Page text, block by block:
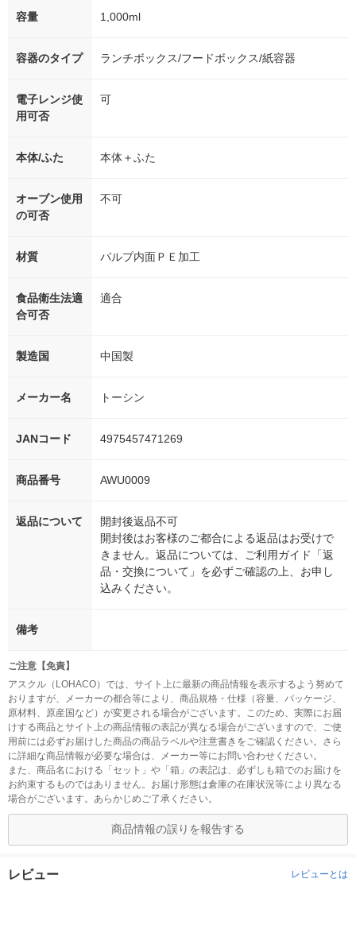
容量 1,000ml
容器のタイプ ランチボックス/フードボックス/紙容器
電子レンジ使
用可否
可
本体/ふた 本体＋ふた
オーブン使用
の可否
不可
材質 パルプ内面ＰＥ加工
食品衛生法適
合可否
適合
製造国 中国製
メーカー名 トーシン
JANコード 4975457471269
商品番号 AWU0009
返品について
開封後返品不可
開封後はお客様のご都合による返品はお受けで
きません。返品については、ご利用ガイド「返
品・交換について」を必ずご確認の上、お申し
込みください。
備考
ご注意【免責】
アスクル（LOHACO）では、サイト上に最新の商品情報を表示するよう努めて
おりますが、メーカーの都合等により、商品規格・仕様（容量、パッケージ、
原材料、原産国など）が変更される場合がございます。このため、実際にお届
けする商品とサイト上の商品情報の表記が異なる場合がございますので、ご使
用前には必ずお届けした商品の商品ラベルや注意書きをご確認ください。さら
に詳細な商品情報が必要な場合は、メーカー等にお問い合わせください。
また、商品名における「セット」や「箱」の表記は、必ずしも箱でのお届けを
お約束するものではありません。お届け形態は倉庫の在庫状況等により異なる
場合がございます。あらかじめご了承ください。
商品情報の誤りを報告する
レビュー レビューとは